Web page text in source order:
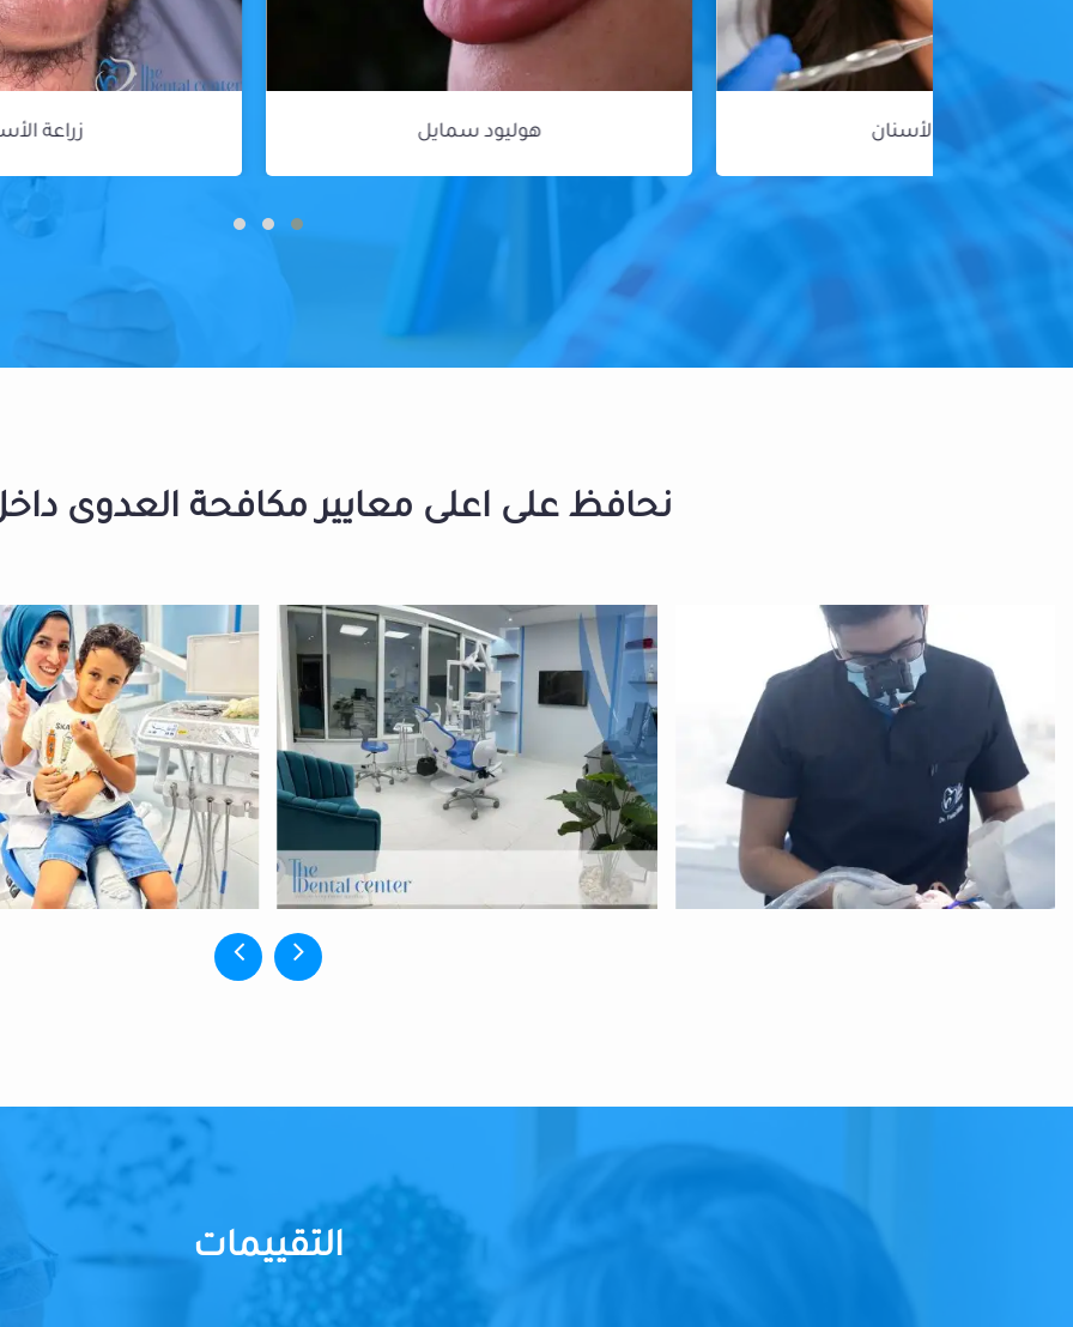
نحافظ على اعلى معايير مكافحة العدوى
التقييمات